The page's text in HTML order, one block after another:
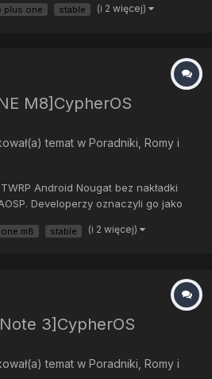
znalezionych przeze mnie
plus one stable (i 2 więcej)
M8]CypherOS
temat w Poradniki, Romy i
Android Nougat bez nakładki
Developerzy oznaczyli go jako
znalezionych przeze mnie
m8 stable (i 2 więcej)
3]CypherOS
temat w Poradniki, Romy i